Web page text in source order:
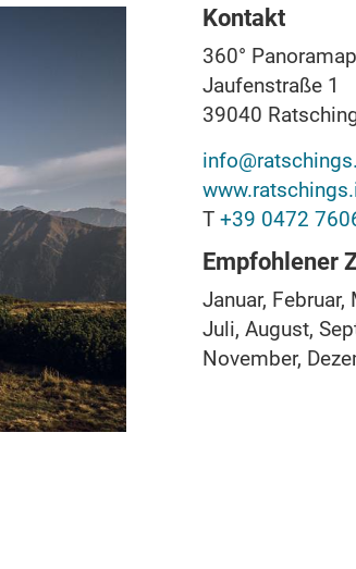
Kontakt
360°
Jaufenstraße 1
39040
T +39 0472
Empfohlener
Januar,
Juli, August,
November,